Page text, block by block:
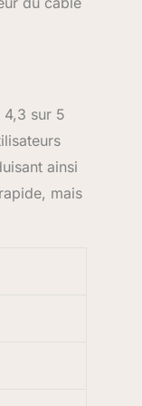
4,3 sur 5
ainsi
mais